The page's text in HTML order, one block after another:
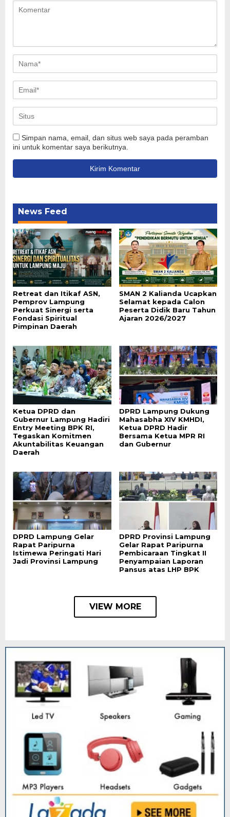
Simpan nama, email, dan situs web saya pada peramban
ini untuk komentar saya berikutnya.
News Feed
Retreat dan Itikaf ASN,
Pemprov Lampung
Perkuat Sinergi serta
Fondasi Spiritual
Pimpinan Daerah
SMAN 2 Kalianda Ucapkan
Selamat kepada Calon
Peserta Didik Baru Tahun
Ajaran 2026/2027
Ketua DPRD dan
Gubernur Lampung Hadiri
Entry Meeting BPK RI,
Tegaskan Komitmen
Akuntabilitas Keuangan
Daerah
DPRD Lampung Dukung
Mahasabha XIV KMHDI,
Ketua DPRD Hadir
Bersama Ketua MPR RI
dan Gubernur
DPRD Lampung Gelar
Rapat Paripurna
Istimewa Peringati Hari
Jadi Provinsi Lampung
DPRD Provinsi Lampung
Gelar Rapat Paripurna
Pembicaraan Tingkat II
Penyampaian Laporan
Pansus atas LHP BPK
VIEW MORE